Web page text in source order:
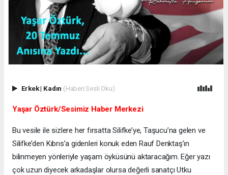
Erkek| Kadın (Haberi Sesli Oku)
Yaşar Öztürk/Sesimiz Haber Merkezi
Bu vesile ile sizlere her fırsatta Silifke’ye, Taşucu’na gelen ve
Silifke’den Kıbrıs’a gidenleri konuk eden Rauf Denktaş’ın
bilinmeyen yönleriyle yaşam öyküsünü aktaracağım. Eğer yazı
çok uzun diyecek arkadaşlar olursa değerli sanatçı Utku